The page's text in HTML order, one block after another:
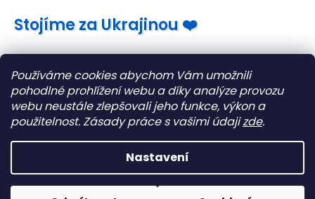
Používáme cookies abychom Vám umožnili
pohodlné prohlížení webu a díky analýze provozu
webu neustále zlepšovali jeho funkce, výkon a
použitelnost.Zásady práce s vašimi údajizde.
Nastavení
Stojíme za Ukrajinou ❤️
Jak a čím pomoci »